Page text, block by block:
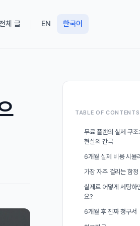
체 글 EN 한국어
TABLE OF CONTENTS
무료 플랜의 실제 구조
현실의 간극
6개월 실제 비용 시뮬
가장 자주 걸리는 함정
실제로 어떻게 세팅하
요?
6개월 후 진짜 청구서